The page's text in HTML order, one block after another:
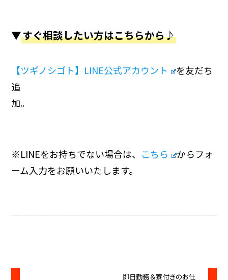
▼すぐ相談したい方はこちらから♪
【ツギノシゴト】LINE公式アカウント
を友だち
追
加。
※LINEをお持ちでない場合は、 こちら
からフォ
ーム入力をお願いいたします。
即日勤務＆寮付きのお仕